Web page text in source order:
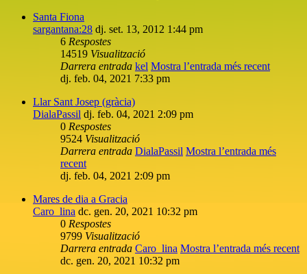
Santa Fiona
sargantana:28 dj. set. 13, 2012 1:44 pm
6 Respostes
14519 Visualització
Darrera entrada kel Mostra l’entrada més recent
dj. feb. 04, 2021 7:33 pm
Llar Sant Josep (gràcia)
DialaPassil dj. feb. 04, 2021 2:09 pm
0 Respostes
9524 Visualització
Darrera entrada DialaPassil Mostra l’entrada més
recent
dj. feb. 04, 2021 2:09 pm
Mares de dia a Gracia
Caro_lina dc. gen. 20, 2021 10:32 pm
0 Respostes
9799 Visualització
Darrera entrada Caro_lina Mostra l’entrada més recent
dc. gen. 20, 2021 10:32 pm